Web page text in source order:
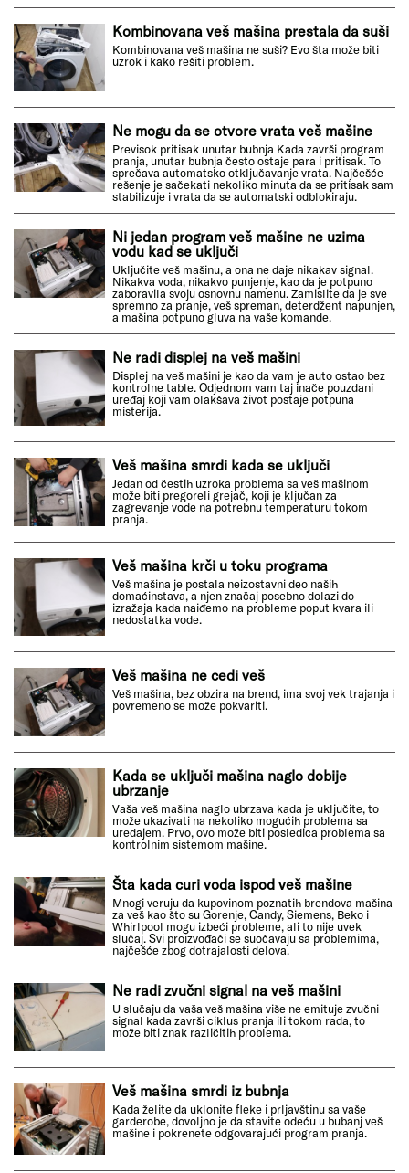
Kombinovana veš mašina prestala da suši
Kombinovana veš mašina ne suši? Evo šta može biti
uzrok i kako rešiti problem.
Ne mogu da se otvore vrata veš mašine
Previsok pritisak unutar bubnja Kada završi program
pranja, unutar bubnja često ostaje para i pritisak. To
sprečava automatsko otključavanje vrata. Najčešće
rešenje je sačekati nekoliko minuta da se pritisak sam
stabilizuje i vrata da se automatski odblokiraju.
Ni jedan program veš mašine ne uzima
vodu kad se uključi
Uključite veš mašinu, a ona ne daje nikakav signal.
Nikakva voda, nikakvo punjenje, kao da je potpuno
zaboravila svoju osnovnu namenu. Zamislite da je sve
spremno za pranje, veš spreman, deterdžent napunjen,
a mašina potpuno gluva na vaše komande.
Ne radi displej na veš mašini
Displej na veš mašini je kao da vam je auto ostao bez
kontrolne table. Odjednom vam taj inače pouzdani
uređaj koji vam olakšava život postaje potpuna
misterija.
Veš mašina smrdi kada se uključi
Jedan od čestih uzroka problema sa veš mašinom
može biti pregoreli grejač, koji je ključan za
zagrevanje vode na potrebnu temperaturu tokom
pranja.
Veš mašina krči u toku programa
Veš mašina je postala neizostavni deo naših
domaćinstava, a njen značaj posebno dolazi do
izražaja kada naiđemo na probleme poput kvara ili
nedostatka vode.
Veš mašina ne cedi veš
Veš mašina, bez obzira na brend, ima svoj vek trajanja i
povremeno se može pokvariti.
Kada se uključi mašina naglo dobije
ubrzanje
Vaša veš mašina naglo ubrzava kada je uključite, to
može ukazivati na nekoliko mogućih problema sa
uređajem. Prvo, ovo može biti posledica problema sa
kontrolnim sistemom mašine.
Šta kada curi voda ispod veš mašine
Mnogi veruju da kupovinom poznatih brendova mašina
za veš kao što su Gorenje, Candy, Siemens, Beko i
Whirlpool mogu izbeći probleme, ali to nije uvek
slučaj. Svi proizvođači se suočavaju sa problemima,
najčešće zbog dotrajalosti delova.
Ne radi zvučni signal na veš mašini
U slučaju da vaša veš mašina više ne emituje zvučni
signal kada završi ciklus pranja ili tokom rada, to
može biti znak različitih problema.
Veš mašina smrdi iz bubnja
Kada želite da uklonite fleke i prljavštinu sa vaše
garderobe, dovoljno je da stavite odeću u bubanj veš
mašine i pokrenete odgovarajući program pranja.